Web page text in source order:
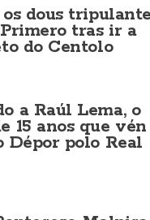
os dous
tras ir a
do Centolo
a Raúl Lema, o
15 anos que
Dépor polo Real